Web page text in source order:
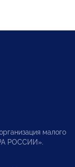
малого
РОССИИ».